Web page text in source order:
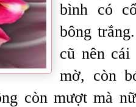
bình có
bông
cũ nên
mờ, còn
còn mượt mà